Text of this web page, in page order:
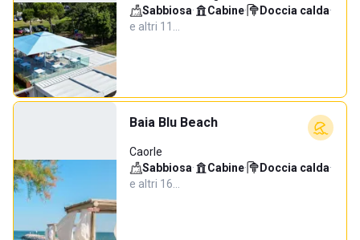
Sabbiosa· Cabine· Doccia calda·
e altri 11…
Baia Blu Beach
Caorle
Sabbiosa· Cabine· Doccia calda·
e altri 16…